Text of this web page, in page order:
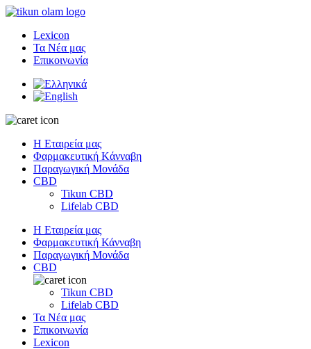
Lexicon
Τα Νέα μας
Επικοινωνία
Η Εταιρεία μας
Φαρμακευτική Kάνναβη
Παραγωγική Μονάδα
CBD
Tikun CBD
Lifelab CBD
Η Εταιρεία μας
Φαρμακευτική Κάνναβη
Παραγωγική Μονάδα
CBD
Tikun CBD
Lifelab CBD
Τα Νέα μας
Επικοινωνία
Lexicon